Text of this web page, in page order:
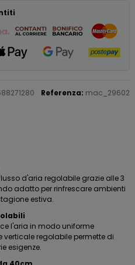
Referenza: mac_29602
d'aria regolabile grazie alle 3
adatto per rinfrescare ambienti
estiva.
l'aria in modo uniforme
verticale regolabile permette di
esigenze.